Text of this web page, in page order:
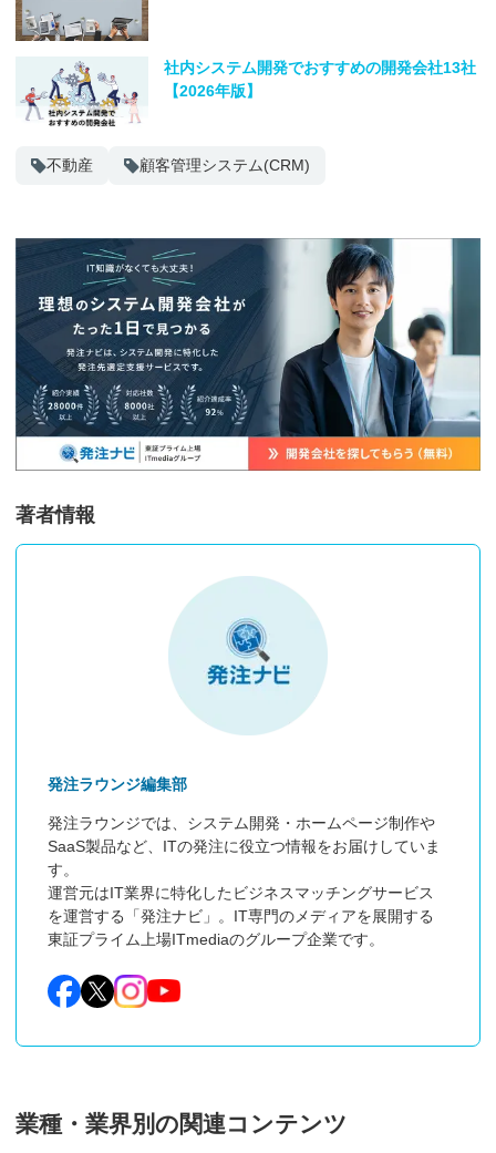
社内システム開発でおすすめの開発会社13社
【2026年版】
不動産 顧客管理システム(CRM)
著者情報
発注ラウンジ編集部
発注ラウンジでは、システム開発・ホームページ制作や
SaaS製品など、ITの発注に役立つ情報をお届けしていま
す。
運営元はIT業界に特化したビジネスマッチングサービス
を運営する「発注ナビ」。IT専門のメディアを展開する
東証プライム上場ITmediaのグループ企業です。
業種・業界別の関連コンテンツ